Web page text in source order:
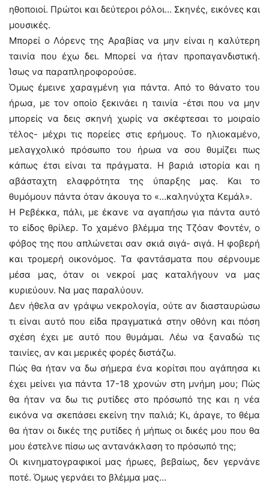
ηθοποιοί. Πρώτοι και δεύτεροι ρόλοι… Σκηνές, εικόνες και
μουσικές.
Μπορεί ο Λόρενς της Αραβίας να μην είναι η καλύτερη
ταινία που έχω δει. Μπορεί να ήταν προπαγανδιστική.
Ίσως να παραπληροφορούσε.
Όμως έμεινε χαραγμένη για πάντα. Από το θάνατο του
ήρωα, με τον οποίο ξεκινάει η ταινία -έτσι που να μην
μπορείς να δεις σκηνή χωρίς να σκέφτεσαι το μοιραίο
τέλος- μέχρι τις πορείες στις ερήμους. Το ηλιοκαμένο,
μελαγχολικό πρόσωπο του ήρωα να σου θυμίζει πως
κάπως έτσι είναι τα πράγματα. Η βαριά ιστορία και η
αβάσταχτη ελαφρότητα της ύπαρξης μας. Και το
θυμόμουν πάντα όταν άκουγα το «…καληνύχτα Κεμάλ».
Η Ρεβέκκα, πάλι, με έκανε να αγαπήσω για πάντα αυτό
το είδος θρίλερ. Το χαμένο βλέμμα της Τζόαν Φοντέν, ο
φόβος της που απλώνεται σαν σκιά σιγά- σιγά. Η φοβερή
και τρομερή οικονόμος. Τα φαντάσματα που σέρνουμε
μέσα μας, όταν οι νεκροί μας καταλήγουν να μας
κυριεύουν. Να μας παραλύουν.
Δεν ήθελα αν γράψω νεκρολογία, ούτε αν διασταυρώσω
τι είναι αυτό που είδα πραγματικά στην οθόνη και πόση
σχέση έχει με αυτό που θυμάμαι. Λέω να ξαναδώ τις
ταινίες, αν και μερικές φορές διστάζω.
Πώς θα ήταν να δω σήμερα ένα κορίτσι που αγάπησα κι
έχει μείνει για πάντα 17-18 χρονών στη μνήμη μου; Πώς
θα ήταν να δω τις ρυτίδες στο πρόσωπό της και η νέα
εικόνα να σκεπάσει εκείνη την παλιά; Κι, άραγε, το θέμα
θα ήταν οι δικές της ρυτίδες ή μήπως οι δικές μου που θα
μου έστελνε πίσω ως αντανάκλαση το πρόσωπό της;
Οι κινηματογραφικοί μας ήρωες, βεβαίως, δεν γερνάνε
ποτέ. Όμως γερνάει το βλέμμα μας…